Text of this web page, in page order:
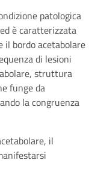
patologica
è caratterizzata
bordo acetabolare
di lesioni
struttura
funge da
la congruenza
il